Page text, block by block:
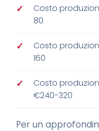
Costo
80
Costo
160
Costo
€240-320
Per un